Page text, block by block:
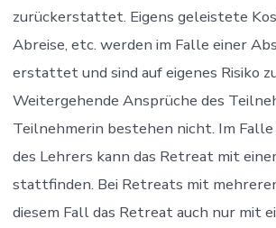
zurückerstattet. Eigens geleistete
Abreise, etc. werden im Falle einer
erstattet und sind auf eigenes Risiko
Weitergehende Ansprüche des
Teilnehmerin bestehen nicht. Im
des Lehrers kann das Retreat mit
stattfinden. Bei Retreats mit
diesem Fall das Retreat auch nur mit